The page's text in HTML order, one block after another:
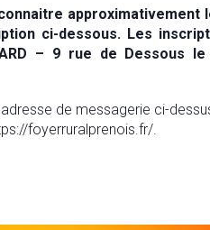
approximativement
ci-dessous. Les
– 9 rue de Dessous
de messagerie ci-
foyerruralprenois.fr/.